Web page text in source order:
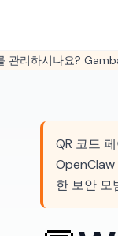
관리하시나요?
QR 코드
OpenClaw
한 보안 모